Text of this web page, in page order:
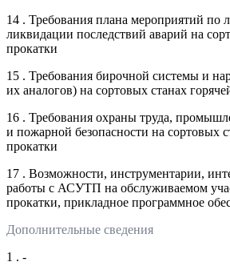
14 . Требования плана мероприятий по
ликвидации последствий аварий на
прокатки
15 . Требования бирочной системы и
их аналогов) на сортовых станах
16 . Требования охраны труда,
и пожарной безопасности на сортовых
прокатки
17 . Возможности, инструментарии,
работы с АСУТП на обслуживаемом
прокатки, прикладное программное
Дополнительные сведения
1 . -